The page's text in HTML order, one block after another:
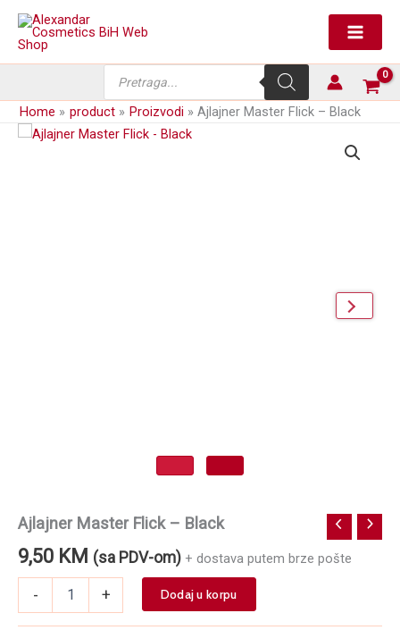
Skip
content
search
Home product Proizvodi Ajlajner Master Flick – Black
next
Ajlajner Master Flick – Black
9,50 KM (sa PDV-om) + dostava putem brze pošte
- + Dodaj u korpu
-
Black
količina